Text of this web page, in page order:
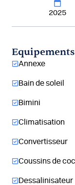
2025
Annexe
Bain de soleil
Bimini
Climatisation
Convertisseur
Coussins de
Dessalinisateur